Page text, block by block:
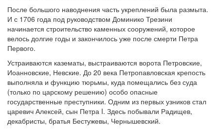
После большого наводнения часть укреплений была размыта.
И с 1706 года под руководством Доминико Трезини
начинается строительство каменных сооружений, которое
велось долгие годы и закончилось уже после смерти Петра
Первого.
Устраиваются казематы, выстраиваются ворота Петровские,
Иоанновские, Невские. До 20 века Петропавловская крепость
выполняла и функцию тюрьмы, куда помещались без суда
(только по царскому решению) особо опасные
государственные преступники. Одним из первых узников стал
царевич Алексей, сын Петра I. Здесь побывали Радищев,
декабристы, братья Бестужевы, Чернышевский.